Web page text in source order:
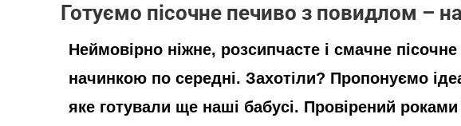
Готуємо пісочне печиво з повидлом –
Неймовірно ніжне, розсипчасте і смачне
начинкою по середні. Захотіли? Пропонуємо
яке готували ще наші бабусі. Провірений